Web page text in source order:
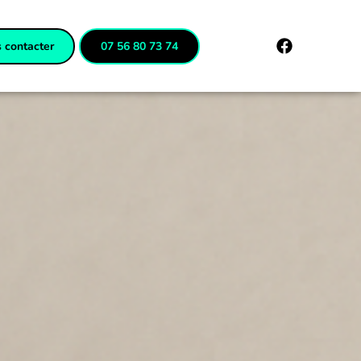
contacter 07 56 80 73 74